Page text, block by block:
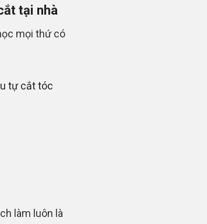
tại nhà
mọi thứ có
tự cắt tóc
làm luôn là